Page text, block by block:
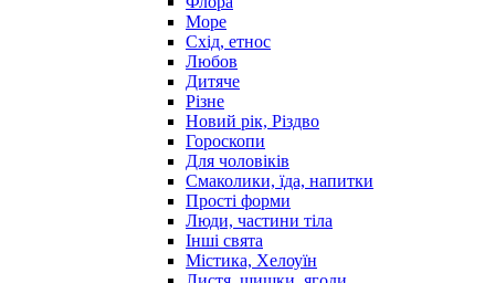
Море
Схід, етнос
Любов
Дитяче
Різне
Новий рік, Різдво
Гороскопи
Для чоловіків
Смаколики, їда, напитки
Прості форми
Люди, частини тіла
Інші свята
Містика, Хелоуїн